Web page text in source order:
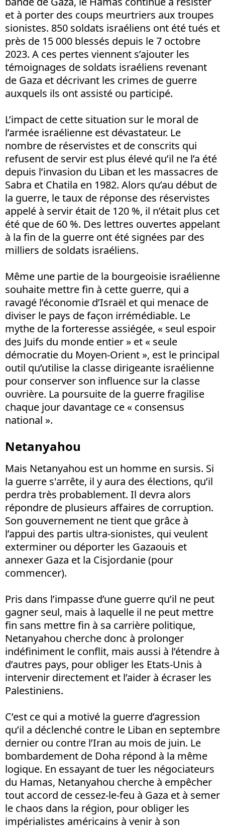
et à porter des coups meurtriers aux troupes
sionistes. 850 soldats israéliens ont été tués et
près de 15 000 blessés depuis le 7 octobre
2023. A ces pertes viennent s’ajouter les
témoignages de soldats israéliens revenant
de Gaza et décrivant les crimes de guerre
auxquels ils ont assisté ou participé.
L’impact de cette situation sur le moral de
l’armée israélienne est dévastateur. Le
nombre de réservistes et de conscrits qui
refusent de servir est plus élevé qu’il ne l’a été
depuis l’invasion du Liban et les massacres de
Sabra et Chatila en 1982. Alors qu’au début de
la guerre, le taux de réponse des réservistes
appelé à servir était de 120 %, il n’était plus cet
été que de 60 %. Des lettres ouvertes appelant
à la fin de la guerre ont été signées par des
milliers de soldats israéliens.
Même une partie de la bourgeoisie israélienne
souhaite mettre fin à cette guerre, qui a
ravagé l’économie d’Israël et qui menace de
diviser le pays de façon irrémédiable. Le
mythe de la forteresse assiégée, « seul espoir
des Juifs du monde entier » et « seule
démocratie du Moyen-Orient », est le principal
outil qu’utilise la classe dirigeante israélienne
pour conserver son influence sur la classe
ouvrière. La poursuite de la guerre fragilise
chaque jour davantage ce « consensus
national ».
Netanyahou
Mais Netanyahou est un homme en sursis. Si
la guerre s'arrête, il y aura des élections, qu’il
perdra très probablement. Il devra alors
répondre de plusieurs affaires de corruption.
Son gouvernement ne tient que grâce à
l’appui des partis ultra-sionistes, qui veulent
exterminer ou déporter les Gazaouis et
annexer Gaza et la Cisjordanie (pour
commencer).
Pris dans l’impasse d’une guerre qu’il ne peut
gagner seul, mais à laquelle il ne peut mettre
fin sans mettre fin à sa carrière politique,
Netanyahou cherche donc à prolonger
indéfiniment le conflit, mais aussi à l’étendre à
d’autres pays, pour obliger les Etats-Unis à
intervenir directement et l’aider à écraser les
Palestiniens.
C’est ce qui a motivé la guerre d’agression
qu’il a déclenché contre le Liban en septembre
dernier ou contre l’Iran au mois de juin. Le
bombardement de Doha répond à la même
logique. En essayant de tuer les négociateurs
du Hamas, Netanyahou cherche à empêcher
tout accord de cessez-le-feu à Gaza et à semer
le chaos dans la région, pour obliger les
impérialistes américains à venir à son